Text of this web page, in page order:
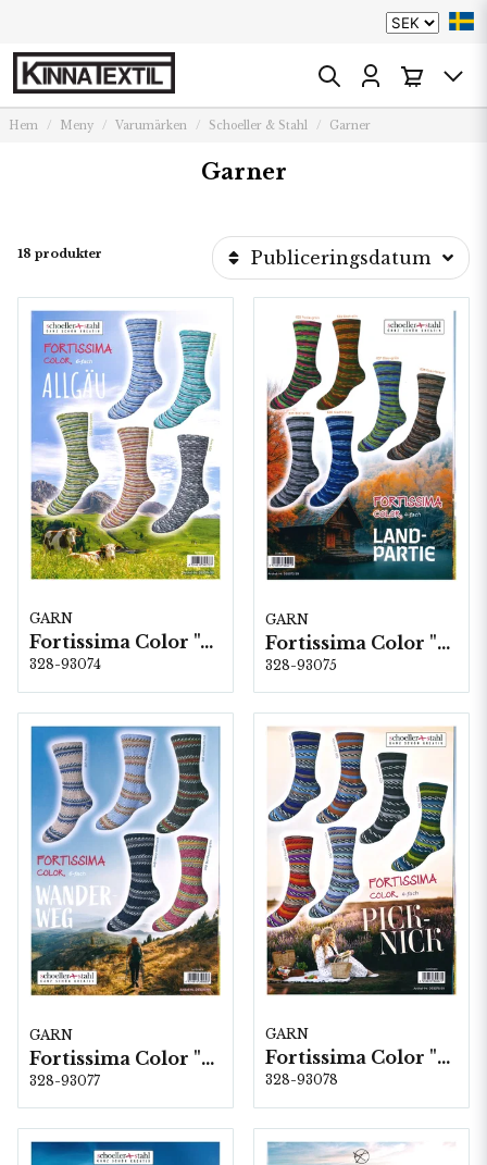
Hem Meny Varumärken Schoeller & Stahl Garner
Garner
18 produkter Publiceringsdatum
GARN
Fortissima Color "Allgäu" 6-fach, 5 färger á 1,5 kg.
328-93074
GARN
Fortissima Color "Land-Partie" 4-fach, 6 färger á 1,0 kg.
328-93075
GARN
Fortissima Color "Wander-Weg" 6-fach, 5 färger á 1,5 kg.
328-93077
GARN
Fortissima Color "Pick-Nick" 4-fach, 6 färger á 1,0 kg.
328-93078